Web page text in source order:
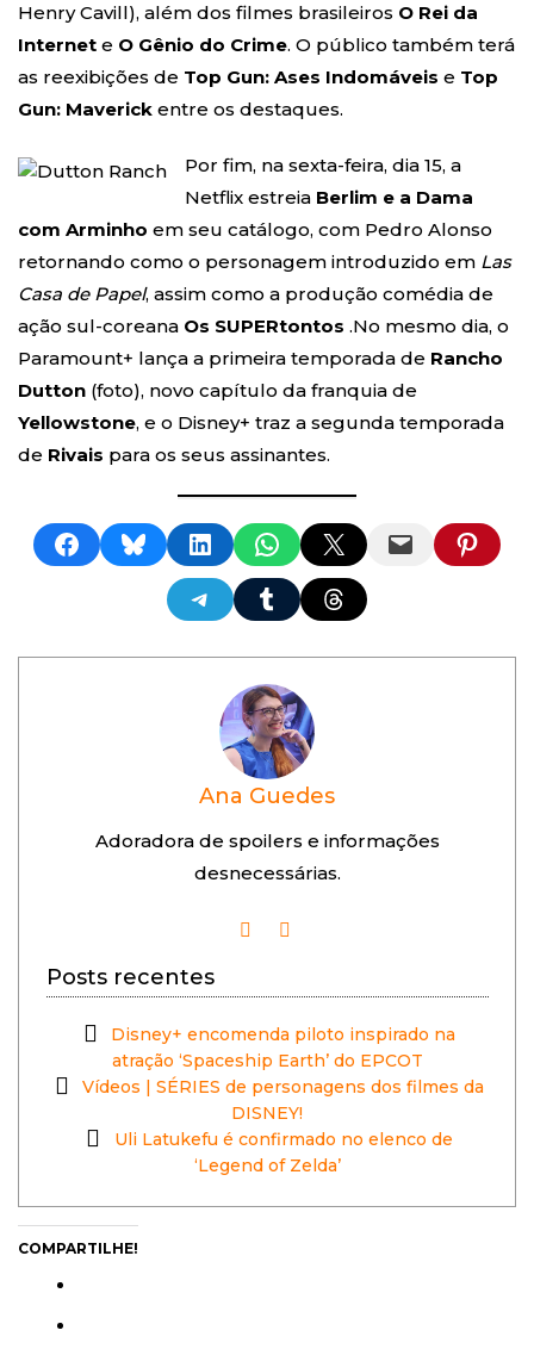
Henry Cavill), além dos filmes brasileiros O Rei da
Internet e O Gênio do Crime. O público também terá
as reexibições de Top Gun: Ases Indomáveis e Top
Gun: Maverick entre os destaques.
Por fim, na sexta-feira, dia 15, a
Netflix estreia Berlim e a Dama
com Arminho em seu catálogo, com Pedro Alonso
retornando como o personagem introduzido em Las
Casa de Papel, assim como a produção comédia de
ação sul-coreana Os SUPERtontos .No mesmo dia, o
Paramount+ lança a primeira temporada de Rancho
Dutton (foto), novo capítulo da franquia de
Yellowstone, e o Disney+ traz a segunda temporada
de Rivais para os seus assinantes.
Share on Facebook Share on Bluesky Share on LinkedIn Share on WhatsApp Share on X Email this Page
Share on Pinterest
Share on Telegram
Share on Tumblr Share on Threads
Ana Guedes
Adoradora de spoilers e informações
desnecessárias.
Posts recentes
Disney+ encomenda piloto inspirado na
atração ‘Spaceship Earth’ do EPCOT
Vídeos | SÉRIES de personagens dos filmes da
DISNEY!
Uli Latukefu é confirmado no elenco de
‘Legend of Zelda’
COMPARTILHE!